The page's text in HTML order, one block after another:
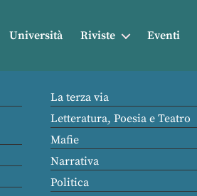
Università Riviste Eventi
La terza via
Letteratura, Poesia e Teatro
Mafie
Narrativa
Politica